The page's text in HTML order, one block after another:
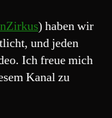
) haben wir
und jeden
Ich freue mich
Kanal zu